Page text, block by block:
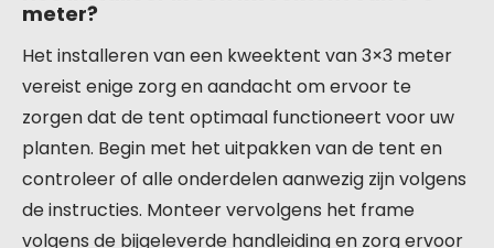
meter?
Het installeren van een kweektent van 3×3 meter
vereist enige zorg en aandacht om ervoor te
zorgen dat de tent optimaal functioneert voor uw
planten. Begin met het uitpakken van de tent en
controleer of alle onderdelen aanwezig zijn volgens
de instructies. Monteer vervolgens het frame
volgens de bijgeleverde handleiding en zorg ervoor